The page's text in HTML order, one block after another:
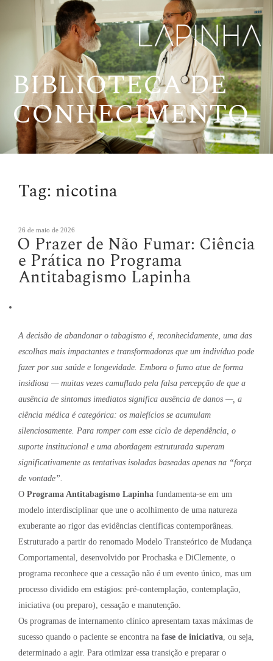
BIBLIOTECA DE
CONHECIMENTO
Tag: nicotina
Publicado
em
26 de maio de 2026
O Prazer de Não Fumar: Ciência
e Prática no Programa
Antitabagismo Lapinha
A decisão de abandonar o tabagismo é, reconhecidamente, uma das
escolhas mais impactantes e transformadoras que um indivíduo pode
fazer por sua saúde e longevidade Embora o fumo atue de forma
insidiosa — muitas vezes camuflado pela falsa percepção de que a
ausência de sintomas imediatos significa ausência de danos —, a
ciência médica é categórica: os malefícios se acumulam
silenciosamente Para romper com esse ciclo de dependência, o
suporte institucional e uma abordagem estruturada superam
significativamente as tentativas isoladas baseadas apenas na “força
de vontade”
O Programa Antitabagismo Lapinha fundamenta-se em um
modelo interdisciplinar que une o acolhimento de uma natureza
exuberante ao rigor das evidências científicas contemporâneas
Estruturado a partir do renomado Modelo Transteórico de Mudança
Comportamental, desenvolvido por Prochaska e DiClemente, o
programa reconhece que a cessação não é um evento único, mas um
processo dividido em estágios: pré-contemplação, contemplação,
iniciativa (ou preparo), cessação e manutenção
Os programas de internamento clínico apresentam taxas máximas de
sucesso quando o paciente se encontra na fase de iniciativa , ou seja,
determinado a agir. Para otimizar essa transição e preparar o